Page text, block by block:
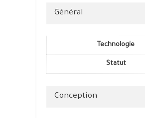
Général
Technologie
Statut
Conception